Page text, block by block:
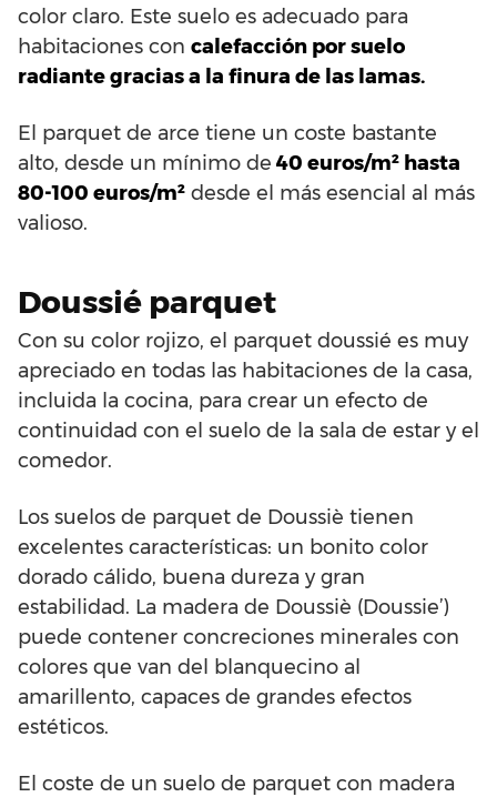
color claro. Este suelo es adecuado para
habitaciones con calefacción por suelo
radiante gracias a la finura de las lamas.
El parquet de arce tiene un coste bastante
alto, desde un mínimo de 40 euros/m² hasta
80-100 euros/m² desde el más esencial al más
valioso.
Doussié parquet
Con su color rojizo, el parquet doussié es muy
apreciado en todas las habitaciones de la casa,
incluida la cocina, para crear un efecto de
continuidad con el suelo de la sala de estar y el
comedor.
Los suelos de parquet de Doussiè tienen
excelentes características: un bonito color
dorado cálido, buena dureza y gran
estabilidad. La madera de Doussiè (Doussie’)
puede contener concreciones minerales con
colores que van del blanquecino al
amarillento, capaces de grandes efectos
estéticos.
El coste de un suelo de parquet con madera